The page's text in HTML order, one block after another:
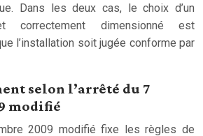
Dans les deux cas, le choix d’un
correctement dimensionné est
l’installation soit jugée conforme par
selon l’arrêté du 7
modifié
2009 modifié fixe les règles de